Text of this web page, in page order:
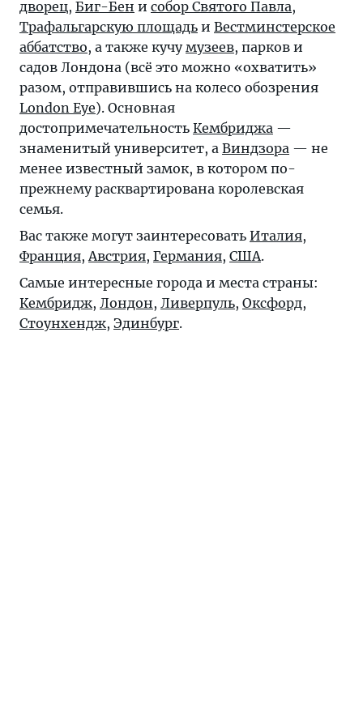
дворец, Биг-Бен и собор Святого Павла,
Трафальгарскую площадь и Вестминстерское
аббатство, а также кучу музеев, парков и
садов Лондона (всё это можно «охватить»
разом, отправившись на колесо обозрения
London Eye). Основная
достопримечательность Кембриджа —
знаменитый университет, а Виндзора — не
менее известный замок, в котором по-
прежнему расквартирована королевская
семья.
Вас также могут заинтересовать Италия,
Франция, Австрия, Германия, США.
Самые интересные города и места страны:
Кембридж, Лондон, Ливерпуль, Оксфорд,
Стоунхендж, Эдинбург.